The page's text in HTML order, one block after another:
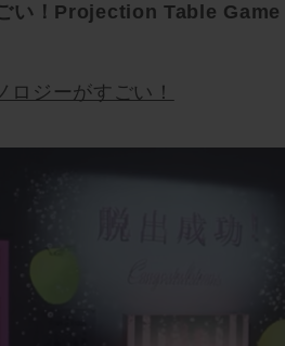
い！Projection Table Game
ロジーがすごい！